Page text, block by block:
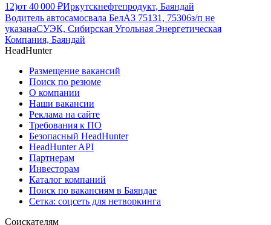
12)от 40 000 ₽Иркутскнефтепродукт, Баяндай
Водитель автосамосвала БелАЗ 75131, 75306з/п не
указанаСУЭК, Сибирская Угольная Энергетическая
Компания, Баяндай
HeadHunter
Размещение вакансий
Поиск по резюме
О компании
Наши вакансии
Реклама на сайте
Требования к ПО
Безопасный HeadHunter
HeadHunter API
Партнерам
Инвесторам
Каталог компаний
Поиск по вакансиям в Баяндае
Сетка: соцсеть для нетворкинга
Соискателям